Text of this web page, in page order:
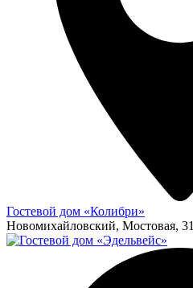
Гостевой дом «Колибри»
Новомихайловский, Мостовая, 31